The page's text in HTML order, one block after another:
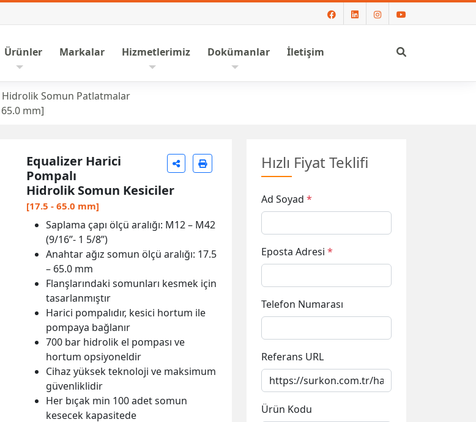
Ürünler Markalar Hizmetlerimiz Dokümanlar İletişim
Hidrolik Somun Patlatmalar
mm]
Equalizer Harici
Pompalı
Hidrolik Somun Kesiciler
[17.5 - 65.0 mm]
Saplama çapı ölçü aralığı: M12 – M42
(9/16’’- 1 5/8’’)
Anahtar ağız somun ölçü aralığı: 17.5
– 65.0 mm
Flanşlarındaki somunları kesmek için
tasarlanmıştır
Harici pompalıdır, kesici hortum ile
pompaya bağlanır
700 bar hidrolik el pompası ve
hortum opsiyoneldir
Cihaz yüksek teknoloji ve maksimum
güvenliklidir
Her bıçak min 100 adet somun
kesecek kapasitede
Hızlı Fiyat Teklifi
Ad Soyad *
Eposta Adresi *
Telefon Numarası
Referans URL
Ürün Kodu